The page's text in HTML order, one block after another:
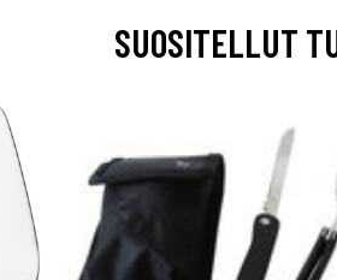
SUOSITELLUT